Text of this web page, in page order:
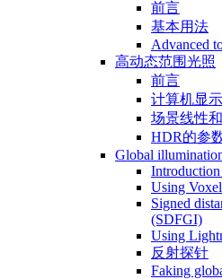
前言
基本用法
Advanced
高动态范围光照
前言
计算机显
场景线性
HDR的参
Global
Using
Signed
(SDFGI)
Using
反射探针
Faking